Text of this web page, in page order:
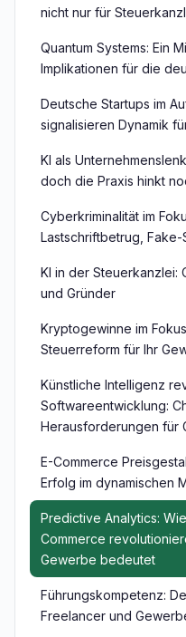
nicht nur für
Quantum Systems: Ein
Implikationen für die
Deutsche Startups im
signalisieren Dynamik
KI als
doch die Praxis hinkt
Cyberkriminalität im
Lastschriftbetrug,
KI in der Steuerkanzlei:
und Gründer
Kryptogewinne im
Steuerreform für Ihr
Künstliche Intelligenz
Softwareentwicklung:
Herausforderungen für
E-Commerce
Erfolg im dynamischen
Predictive Analytics:
Commerce
Gewerbe bedeutet
Führungskompetenz:
Freelancer und